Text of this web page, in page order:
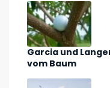
Garcia und
vom Baum